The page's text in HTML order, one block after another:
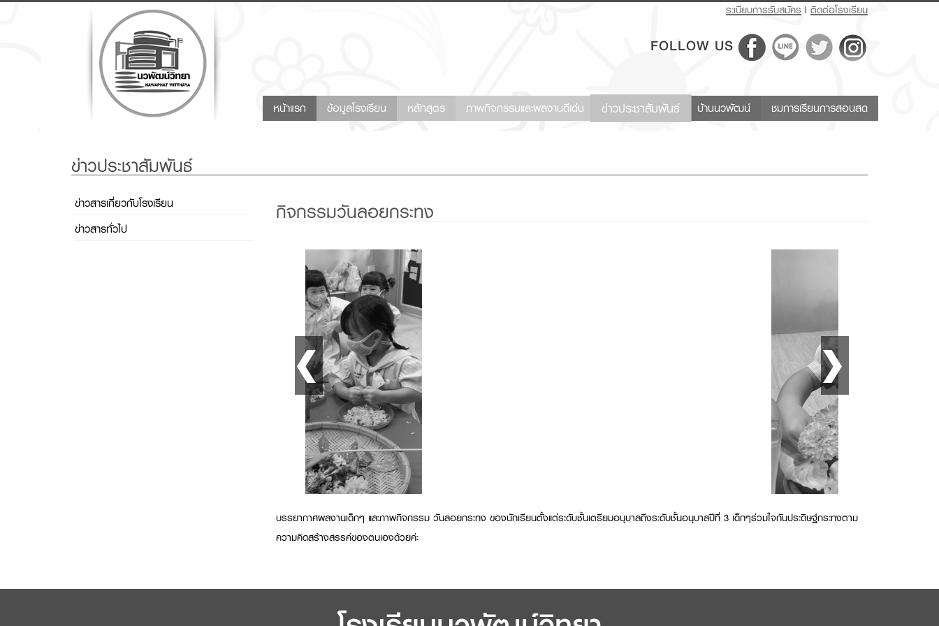
ระเบียบการรับสมัคร | ติดต่อโรงเรียน
FOLLOW US
หน้าแรก (current)
ข้อมูลโรงเรียน หลักสูตร ภาพกิจกรรมและผลงานดีเด่น ข่าวประชาสัมพันธ์ บ้านนวพัฒน์ ชมการเรียนการสอนสด
ข่าวประชาสัมพันธ์
ข่าวสารเกี่ยวกับโรงเรียน
ข่าวสารทั่วไป
กิจกรรมวันลอยกระทง
บรรยากาศผลงานเด็กๆ และภาพกิจกรรม วันลอยกระทง ของนักเรียนตั้งแต่ระดับชั้นเตรียมอนุบาลถึงระดับชั้นอนุบาลปีที่ 3 เด็กๆร่วมใจกันประดิษฐ์กระทงตาม
ความคิดสร้างสรรค์ของตนเองด้วยค่ะ